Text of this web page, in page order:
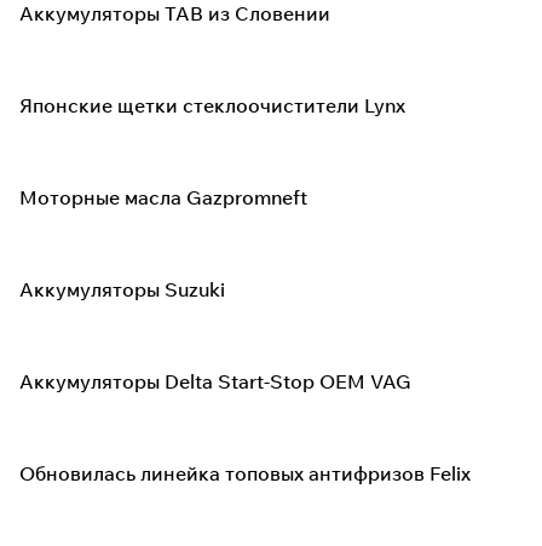
Аккумуляторы TAB из Словении
Японские щетки стеклоочистители Lynx
Моторные масла Gazpromneft
Аккумуляторы Suzuki
Аккумуляторы Delta Start-Stop OEM VAG
Обновилась линейка топовых антифризов Felix